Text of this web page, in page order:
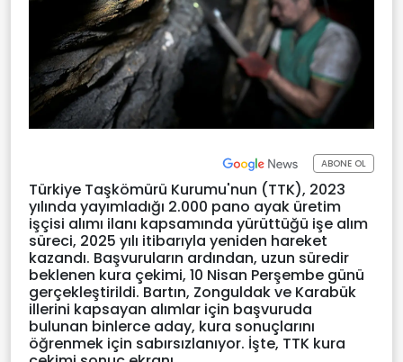
ABONE OL
Türkiye Taşkömürü Kurumu'nun (TTK), 2023
yılında yayımladığı 2.000 pano ayak üretim
işçisi alımı ilanı kapsamında yürüttüğü işe alım
süreci, 2025 yılı itibarıyla yeniden hareket
kazandı. Başvuruların ardından, uzun süredir
beklenen kura çekimi, 10 Nisan Perşembe günü
gerçekleştirildi. Bartın, Zonguldak ve Karabük
illerini kapsayan alımlar için başvuruda
bulunan binlerce aday, kura sonuçlarını
öğrenmek için sabırsızlanıyor. İşte, TTK kura